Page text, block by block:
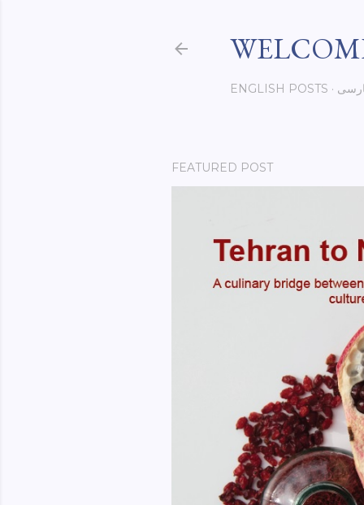
ENGLISH POSTS
FEATURED POST